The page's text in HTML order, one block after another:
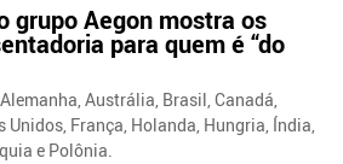
grupo Aegon mostra os
para quem é “do
Austrália, Brasil, Canadá,
Unidos, França, Holanda, Hungria, Índia,
e Polônia.